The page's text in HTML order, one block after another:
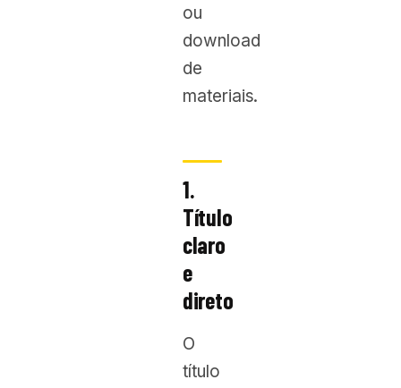
ou
download
de
materiais.
1.
Título
claro
e
direto
O
título